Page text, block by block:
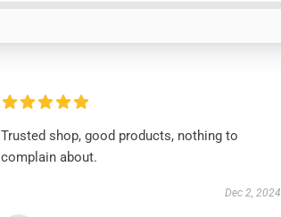
Trusted shop, good products, nothing to
complain about.
Dec 2, 2024